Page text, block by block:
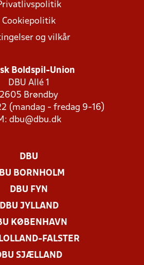
Cookiepolitik
og vilkår
Boldspil-Union
DBU Allé 1
2605 Brøndby
(mandag - fredag 9-16)
dbu@dbu.dk
DBU
BORNHOLM
DBU FYN
DBU JYLLAND
KØBENHAVN
FALSTER
SJÆLLAND